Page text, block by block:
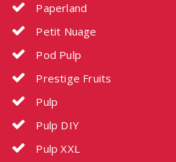
Paperland
Petit Nuage
Pod Pulp
Prestige Fruits
Pulp
Pulp DIY
Pulp XXL